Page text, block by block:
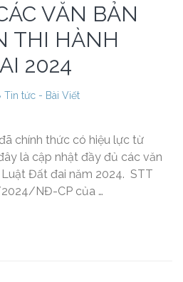
VĂN BẢN
THI HÀNH
2024
Tin tức - Bài Viết
chính thức có hiệu lực từ
là cập nhật đầy đủ các văn
Đất đai năm 2024. STT
NĐ-CP của …